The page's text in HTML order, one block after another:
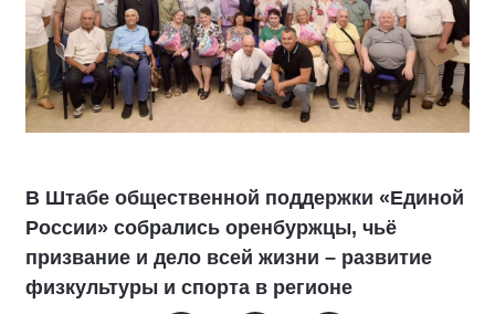
В Штабе общественной поддержки «Единой
России» собрались оренбуржцы, чьё
призвание и дело всей жизни – развитие
физкультуры и спорта в регионе